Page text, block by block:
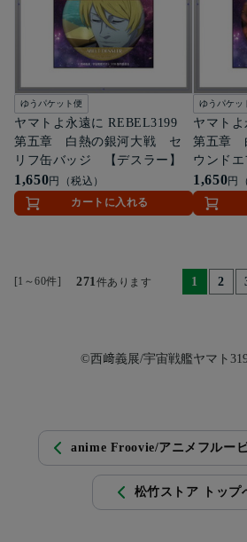
ゆうパケット便
ヤマトよ永遠に REBEL3199
第五章 白熱の銀河大戦 セ
リフ缶バッジ 【デスラー】
1,650円（税込）
カートに入れる
ゆうパケッ
ヤマト
第五章
ウンド
【デスラ
1,650円
[1～60件] 271 件あります 1 2
©西﨑義展/宇宙戦艦ヤマト
anime Froovie/アニメフルー
松竹ストア トップ